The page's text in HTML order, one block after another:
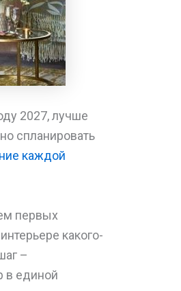
2027, лучше
спланировать
каждой
первых
какого-
–
в единой